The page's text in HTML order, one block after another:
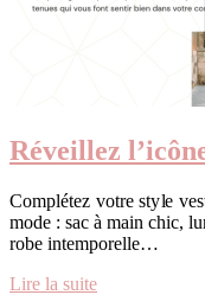
Réveillez
Complétez votre style
mode : sac à main chic,
robe intemporelle…
Lire la suite